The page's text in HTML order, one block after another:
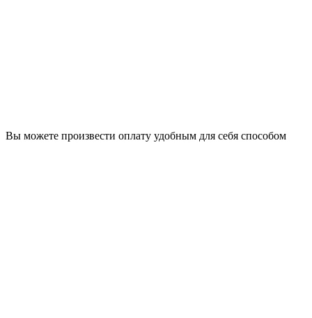
Вы можете произвести оплату удобным для себя способом